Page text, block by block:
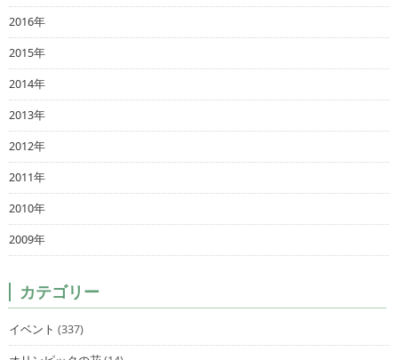
2016年
2015年
2014年
2013年
2012年
2011年
2010年
2009年
カテゴリー
イベント (337)